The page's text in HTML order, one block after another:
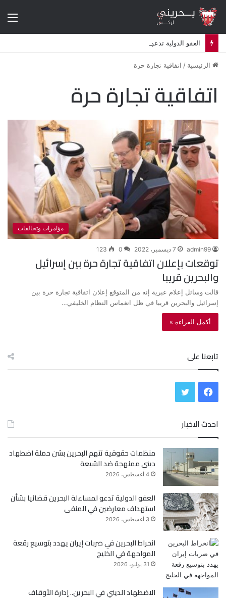
الرئيسية / اتفاقية تجارة حرة
اتفاقية تجارة حرة
مؤامرات وتحالفات
admin99 7 ديسمبر، 2022 0
123
توقعات بإعلان اتفاقية تجارة حرة بين إسرائيل
والبحرين قريبا
قالت وسائل إعلام عبرية إنه من المتوقع إعلان اتفاقية تجارة حرة بين
إسرائيل والبحرين قريبا في ظل انغماس النظام الخليفي…
أكمل القراءة »
تابعنا على
و
ك
ر
احدث الاخبار
منظمات حقوقية تتهم البحرين بشن حملة اضطهاد
ديني ممنهجة ضد الشيعة
4 أغسطس، 2026
العفو الدولية تدعو لمساءلة البحرين قضائيا بشأن
استهداف معارضين في المنفى
3 أغسطس، 2026
انخراط البحرين في ضربات إيران يهدد بتوسيع رقعة
المواجهة في الخليج
31 يوليو، 2026
الاضطهاد الديني في البحرين.. إدارة الأوقاف